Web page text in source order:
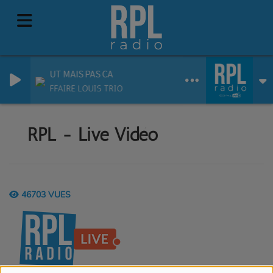
TOUT MAIS PAS CA
L AFFAIRE LOUIS TRIO
RPL - Live Vidéo
46703 VUES